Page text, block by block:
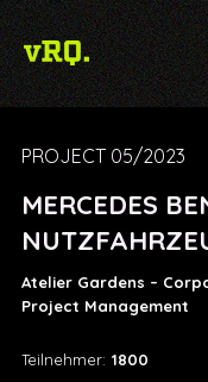
PROJECT 05/2023
MERCEDES
Atelier Gardens –
Project Management
Teilnehmer: 1800